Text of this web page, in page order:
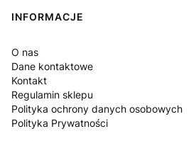
Linki w stopce
INFORMACJE
O nas
Dane kontaktowe
Kontakt
Regulamin sklepu
Polityka ochrony danych osobowych
Polityka Prywatności